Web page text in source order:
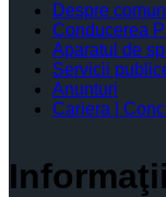
Despre
Conducerea
Aparatul de
Servicii
Anunturi
Cariera |